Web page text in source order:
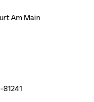
Am Main